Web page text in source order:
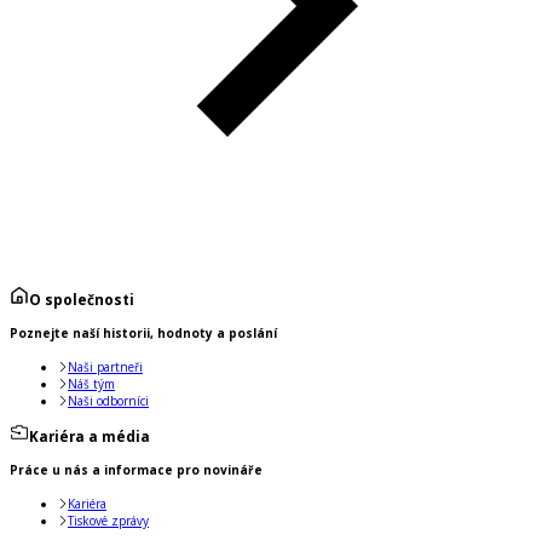
O společnosti
Poznejte naší historii, hodnoty a poslání
Naši partneři
Náš tým
Naši odborníci
Kariéra a média
Práce u nás a informace pro novináře
Kariéra
Tiskové zprávy